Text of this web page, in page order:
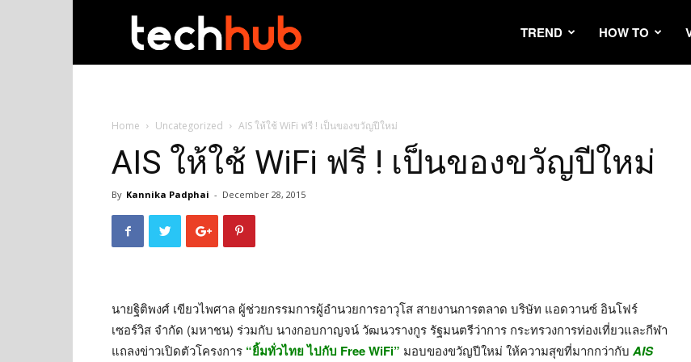
TREND HOW TO
Home Uncategorized AIS ให้ใช้ WiFi ฟรี ! เป็นของขวัญปีใหม่
AIS ให้ใช้ WiFi ฟรี ! เป็นของขวัญปีใหม่
By Kannika Padphai - December 28, 2015
นายฐิติพงศ์ เขียวไพศาล ผู้ช่วยกรรมการผู้อำนวยการอาวุโส สายงานการตลาด บริษัท แอดวานซ์ อินโฟร์
เซอร์วิส จำกัด (มหาชน) ร่วมกับ นางกอบกาญจน์ วัฒนวรางกูร รัฐมนตรีว่าการ กระทรวงการท่องเที่ยวและกีฬา
แถลงข่าวเปิดตัวโครงการ “ยิ้มทั่วไทย ไปกับ Free WiFi” มอบของขวัญปีใหม่ ให้ความสุขที่มากกว่ากับ AIS